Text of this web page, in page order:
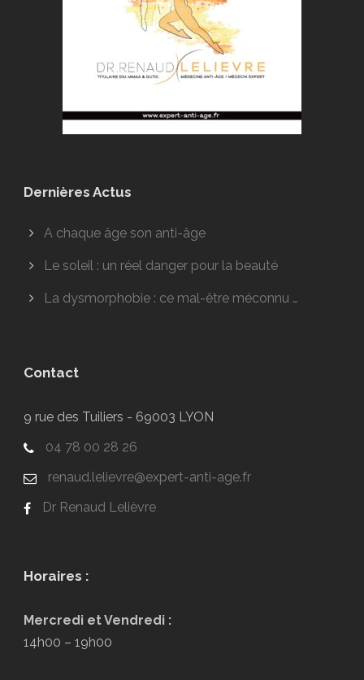
Dernières Actus
A chaque âge son anti-âge
Le soleil : un réel danger pour la beauté
La dysmorphobie : ce mal-être méconnu …
Contact
9 rue des Tuiliers - 69003 LYON
04 78 00 28 26
renaud.lelievre@expert-anti-age.fr
Dr Renaud Lelièvre
Horaires :
Mercredi et Vendredi :
14h00 – 19h00